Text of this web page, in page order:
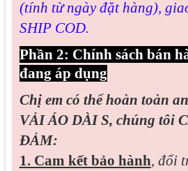
(tính từ ngày đặt hàng),
SHIP COD.
Phần 2: Chính sách bán
đang áp dụng
Chị em có thể hoàn toàn
VẢI ÁO DÀI S, chúng tôi
ĐẢM:
1. Cam kết bảo hành, đổi